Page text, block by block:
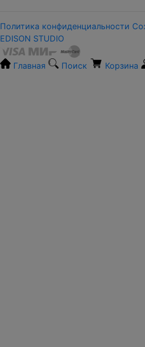
Политика конфиденциальности
EDISON STUDIO
Главная Поиск Корзина